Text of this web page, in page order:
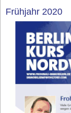
Frühjahr 2020